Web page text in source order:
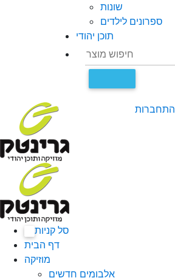
שונות
ספרונים לילדים
תוכן יהודי
התחברות
סל קניות
דף הבית
מוזיקה
אלבומים חדשים